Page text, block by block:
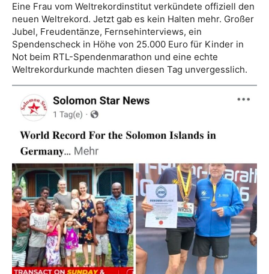
Eine Frau vom Weltrekordinstitut verkündete offiziell den
neuen Weltrekord. Jetzt gab es kein Halten mehr. Großer
Jubel, Freudentänze, Fernsehinterviews, ein
Spendenscheck in Höhe von 25.000 Euro für Kinder in
Not beim RTL-Spendenmarathon und eine echte
Weltrekordurkunde machten diesen Tag unvergesslich.